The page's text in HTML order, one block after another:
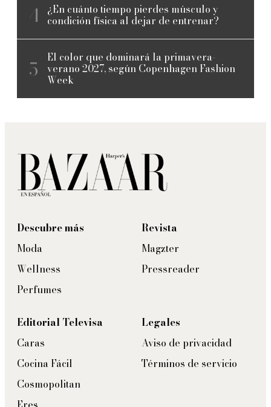
¿En cuánto tiempo pierdes músculo y
condición física al dejar de entrenar?
El color que dominará la primavera-
verano 2027, según Copenhagen Fashion
Week
Descubre más
Moda
Wellness
Perfumes
Revista
Magzter
Pressreader
Editorial Televisa
Caras
Cocina Fácil
Cosmopolitan
Legales
Aviso de privacidad
Términos de servicio